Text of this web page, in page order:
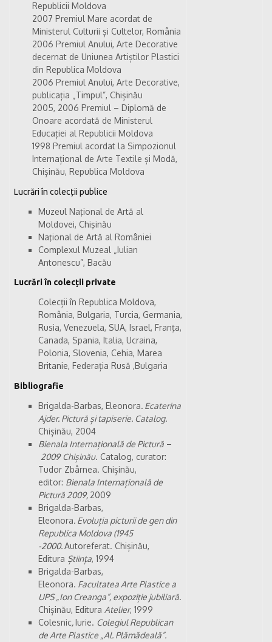
Republicii Moldova
2007 Premiul Mare acordat de
Ministerul Culturii și Cultelor, România
2006 Premiul Anului, Arte Decorative
decernat de Uniunea Artiștilor Plastici
din Republica Moldova
2006 Premiul Anului, Arte Decorative,
publicația „Timpul”, Chișinău
2005, 2006 Premiul – Diplomă de
Onoare acordată de Ministerul
Educației al Republicii Moldova
1998 Premiul acordat la Simpozionul
Internațional de Arte Textile și Modă,
Chișinău, Republica Moldova
Lucrări în colecții publice
Muzeul Naţional de Artă al
Moldovei, Chişinău
Naţional de Artă al României
Complexul Muzeal „Iulian
Antonescu”, Bacău
Lucrări în colecții private
Colecții în Republica Moldova,
România, Bulgaria, Turcia, Germania,
Rusia, Venezuela, SUA, Israel, Franţa,
Canada, Spania, Italia, Ucraina,
Polonia, Slovenia, Cehia, Marea
Britanie, Federația Rusă ,Bulgaria
Bibliografie
Brigalda-Barbas, Eleonora. Ecaterina
Ajder. Pictură și tapiserie. Catalog.
Chișinău, 2004
Bienala Internațională de Pictură–
2009 Chișinău. Catalog, curator:
Tudor Zbârnea. Chișinău,
editor: Bienala Internațională de
Pictură 2009, 2009
Brigalda-Barbas,
Eleonora. Evoluția picturii de gen din
Republica Moldova (1945
-2000.Autoreferat. Chișinău,
Editura Știința, 1994
Brigalda-Barbas,
Eleonora. Facultatea Arte Plastice a
UPS „Ion Creanga”, expoziție jubiliară.
Chișinău, Editura Atelier, 1999
Colesnic,Iurie. Colegiul Republican
de Arte Plastice „Al. Plămădeală”.